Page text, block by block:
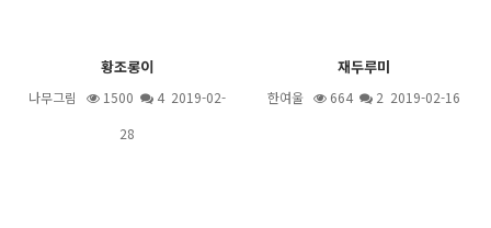
황조롱이
나무그림 1500 42019-02-
28
재두루미
한여울 664 2 2019-02-16